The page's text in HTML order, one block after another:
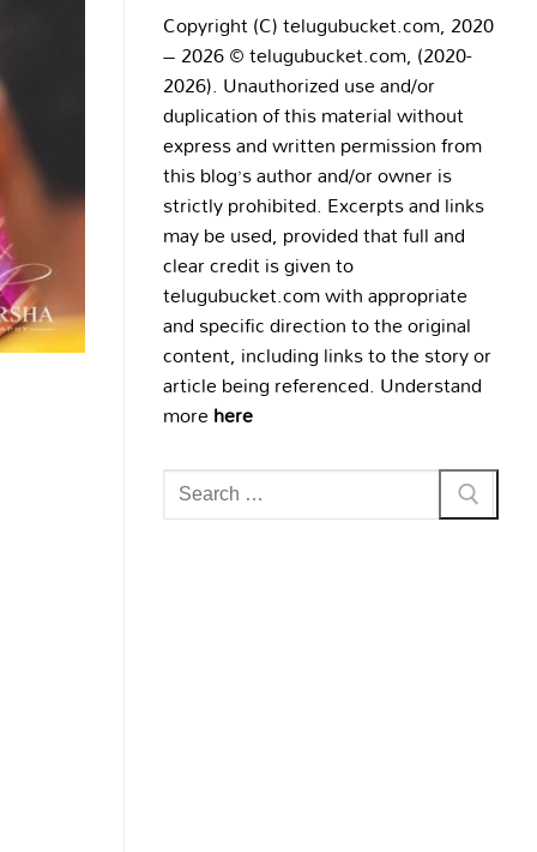
Copyright (C) telugubucket.com, 2020
– 2026 © telugubucket.com, (2020-
2026). Unauthorized use and/or
duplication of this material without
express and written permission from
this blog’s author and/or owner is
strictly prohibited. Excerpts and links
may be used, provided that full and
clear credit is given to
telugubucket.com with appropriate
and specific direction to the original
content, including links to the story or
article being referenced. Understand
morehere
Search
for: